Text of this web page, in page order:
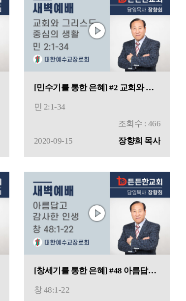
[민수기를 통한 은혜] #2 교회와 그리스도 중심의 생활
민 2:1-34
조회수 : 466
2020-09-15
장향희 목사
[창세기를 통한 은혜] #48 아름답고 감사한 인생
창 48:1-22